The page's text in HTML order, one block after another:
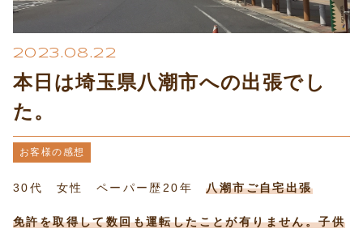
2023.08.22
本日は埼玉県八潮市への出張でし
た。
お客様の感想
30代 女性 ペーパー歴20年八潮市ご自宅出張
免許を取得して数回も運転したことが有りません。子供